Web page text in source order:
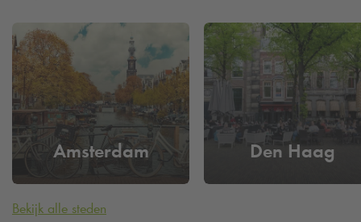
Amsterdam Den Haag
Bekijk alle steden